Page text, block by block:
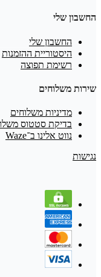
החשבון שלי
החשבון שלי
היסטוריית ההזמנות
רשימת תפוצה
שירות משלוחים
מדיניות משלוחים
בדיקת סטטוס
נווט אלינו ב־Waze
נגישות